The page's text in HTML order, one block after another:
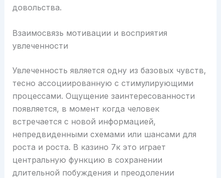
довольства.
Взаимосвязь мотивации и восприятия
увлеченности
Увлеченность является одну из базовых чувств,
тесно ассоциированную с стимулирующими
процессами. Ощущение заинтересованности
появляется, в момент когда человек
встречается с новой информацией,
непредвиденными схемами или шансами для
роста и роста. В казино 7к это играет
центральную функцию в сохранении
длительной побуждения и преодолении